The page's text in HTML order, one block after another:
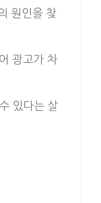
원인을 찾
광고가 차
있다는 살